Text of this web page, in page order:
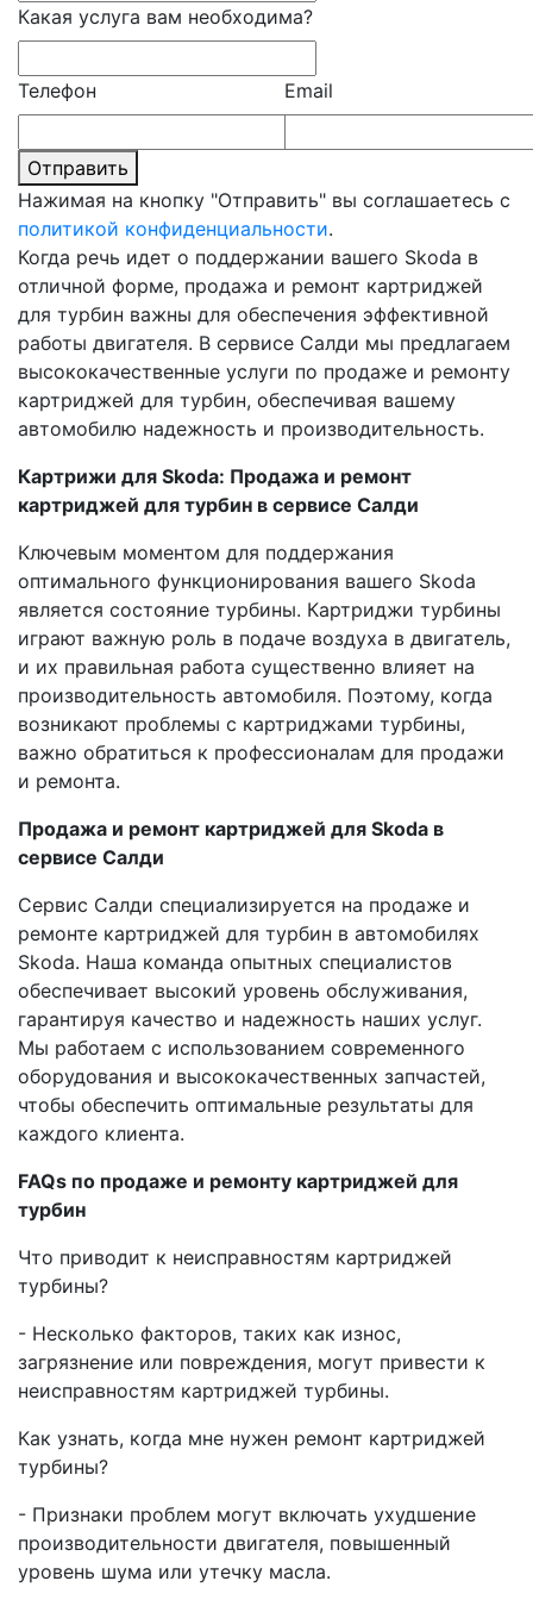
Какая услуга вам необходима?
Телефон Email
Отправить
Нажимая на кнопку "Отправить" вы соглашаетесь с
политикой конфиденциальности.
Когда речь идет о поддержании вашего Skoda в
отличной форме, продажа и ремонт картриджей
для турбин важны для обеспечения эффективной
работы двигателя. В сервисе Салди мы предлагаем
высококачественные услуги по продаже и ремонту
картриджей для турбин, обеспечивая вашему
автомобилю надежность и производительность.
Картрижи для Skoda: Продажа и ремонт
картриджей для турбин в сервисе Салди
Ключевым моментом для поддержания
оптимального функционирования вашего Skoda
является состояние турбины. Картриджи турбины
играют важную роль в подаче воздуха в двигатель,
и их правильная работа существенно влияет на
производительность автомобиля. Поэтому, когда
возникают проблемы с картриджами турбины,
важно обратиться к профессионалам для продажи
и ремонта.
Продажа и ремонт картриджей для Skoda в
сервисе Салди
Сервис Салди специализируется на продаже и
ремонте картриджей для турбин в автомобилях
Skoda. Наша команда опытных специалистов
обеспечивает высокий уровень обслуживания,
гарантируя качество и надежность наших услуг.
Мы работаем с использованием современного
оборудования и высококачественных запчастей,
чтобы обеспечить оптимальные результаты для
каждого клиента.
FAQs по продаже и ремонту картриджей для
турбин
Что приводит к неисправностям картриджей
турбины?
- Несколько факторов, таких как износ,
загрязнение или повреждения, могут привести к
неисправностям картриджей турбины.
Как узнать, когда мне нужен ремонт картриджей
турбины?
- Признаки проблем могут включать ухудшение
производительности двигателя, повышенный
уровень шума или утечку масла.